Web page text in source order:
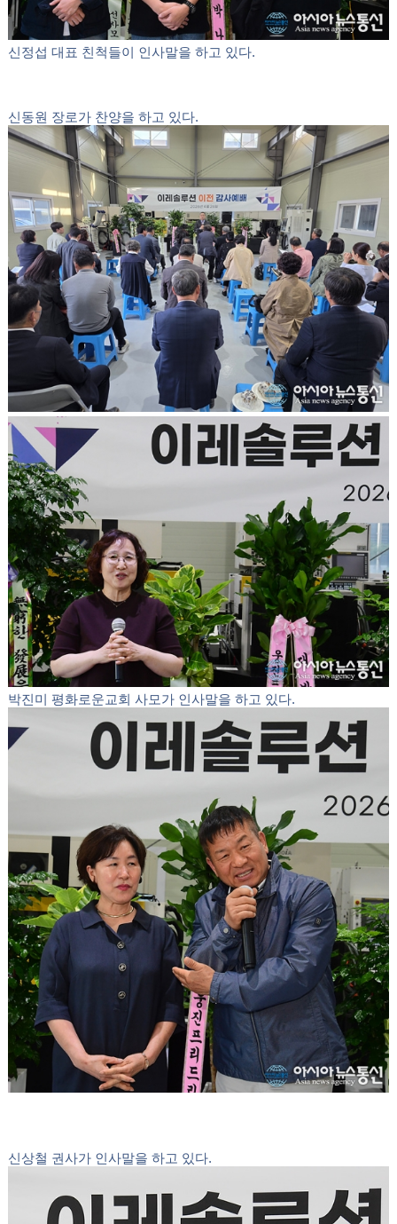
신동원 장로가 감사 인사를 하고 있다.
장세희 장로가 인사말 및 내빈소개를 하고 있다.
신은지 청년이 인사말을 하고 있다.
신정섭 대표 친척들이 인사말을 하고 있다.
신동원 장로가 찬양을 하고 있다.